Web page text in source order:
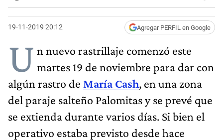
19-11-2019 20:12 Agregar PERFIL en Google
U n nuevo rastrillaje comenzó este
martes 19 de noviembre para dar con
algún rastro de María Cash, en una zona
del paraje salteño Palomitas y se prevé que
se extienda durante varios días. Si bien el
operativo estaba previsto desde hace